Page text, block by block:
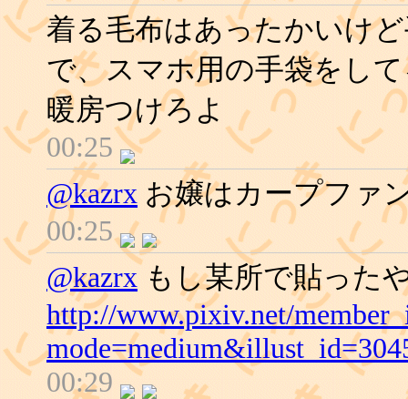
着る毛布はあったかいけ
で、スマホ用の手袋をし
暖房つけろよ
00:25
@kazrx お嬢はカープファ
00:25
@kazrx もし某所で貼った
http://www.pixiv.net/
00:29